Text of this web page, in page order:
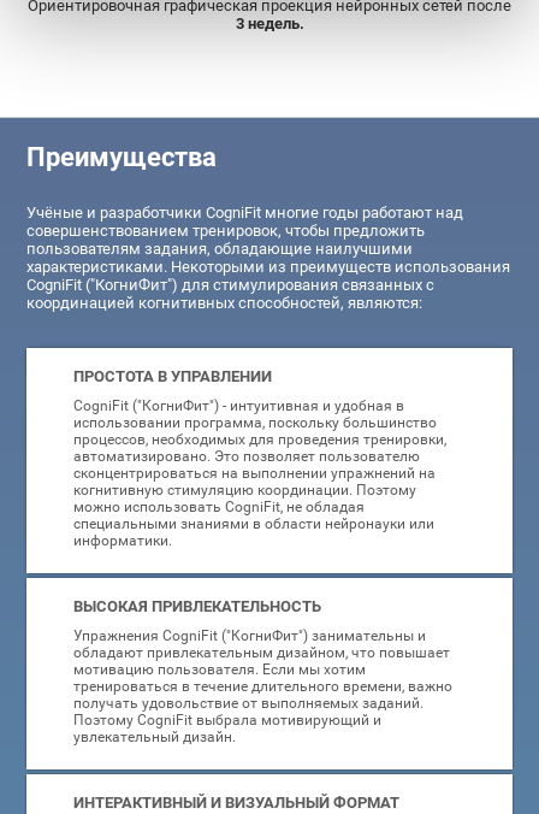
Ориентировочная графическая проекция нейронных сетей после
3 недель.
Преимущества
Учёные и разработчики CogniFit многие годы работают над
совершенствованием тренировок, чтобы предложить
пользователям задания, обладающие наилучшими
характеристиками. Некоторыми из преимуществ использования
CogniFit ("КогниФит") для стимулирования связанных с
координацией когнитивных способностей, являются:
ПРОСТОТА В УПРАВЛЕНИИ
CogniFit ("КогниФит") - интуитивная и удобная в
использовании программа, поскольку большинство
процессов, необходимых для проведения тренировки,
автоматизировано. Это позволяет пользователю
сконцентрироваться на выполнении упражнений на
когнитивную стимуляцию координации. Поэтому
можно использовать CogniFit, не обладая
специальными знаниями в области нейронауки или
информатики.
ВЫСОКАЯ ПРИВЛЕКАТЕЛЬНОСТЬ
Упражнения CogniFit ("КогниФит") занимательны и
обладают привлекательным дизайном, что повышает
мотивацию пользователя. Если мы хотим
тренироваться в течение длительного времени, важно
получать удовольствие от выполняемых заданий.
Поэтому CogniFit выбрала мотивирующий и
увлекательный дизайн.
ИНТЕРАКТИВНЫЙ И ВИЗУАЛЬНЫЙ ФОРМАТ